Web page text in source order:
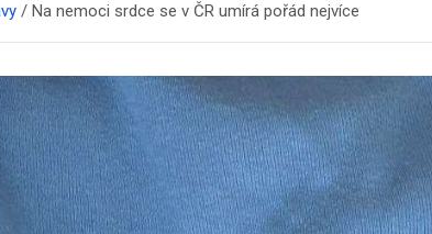
Na nemoci srdce se v ČR umírá pořád nejvíce